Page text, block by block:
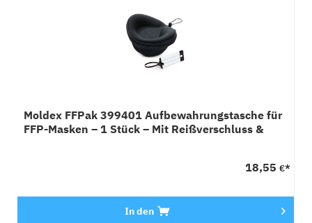
Moldex FFPak 399401 Aufbewahrungstasche für
FFP-Masken – 1 Stück – Mit Reißverschluss &
18,55 €*
In den